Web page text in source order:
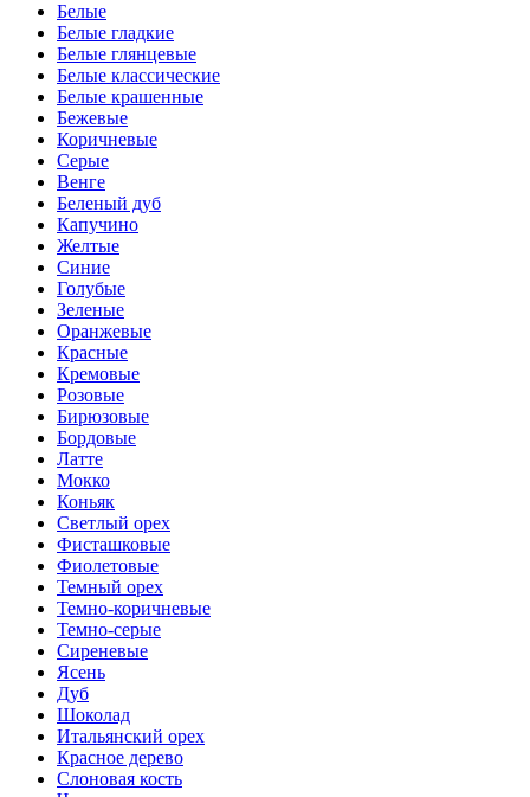
Белые
Белые гладкие
Белые глянцевые
Белые классические
Белые крашенные
Бежевые
Коричневые
Серые
Венге
Беленый дуб
Капучино
Желтые
Синие
Голубые
Зеленые
Оранжевые
Красные
Кремовые
Розовые
Бирюзовые
Бордовые
Латте
Мокко
Коньяк
Светлый орех
Фисташковые
Фиолетовые
Темный орех
Темно-коричневые
Темно-серые
Сиреневые
Ясень
Дуб
Шоколад
Итальянский орех
Красное дерево
Слоновая кость